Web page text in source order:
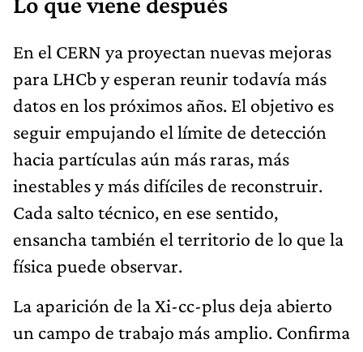
En el CERN ya proyectan nuevas mejoras
para LHCb y esperan reunir todavía más
datos en los próximos años. El objetivo es
seguir empujando el límite de detección
hacia partículas aún más raras, más
inestables y más difíciles de reconstruir.
Cada salto técnico, en ese sentido,
ensancha también el territorio de lo que la
física puede observar.
La aparición de la Xi-cc-plus deja abierto
un campo de trabajo más amplio. Confirma